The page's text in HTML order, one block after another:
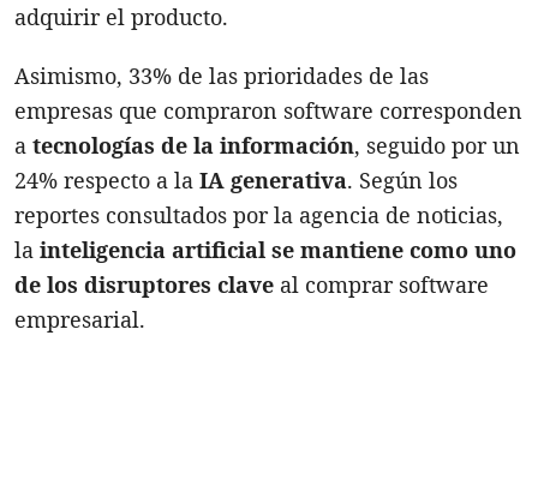
adquirir el producto.
Asimismo, 33% de las prioridades de las
empresas que compraron software corresponden
a tecnologías de la información, seguido por un
24% respecto a la IA generativa. Según los
reportes consultados por la agencia de noticias,
la inteligencia artificial se mantiene como uno
de los disruptores clave al comprar software
empresarial.